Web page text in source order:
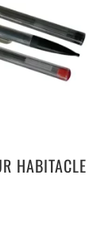
HABITACLE